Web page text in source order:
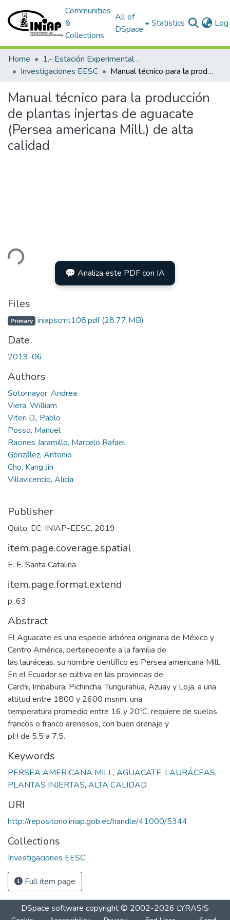
Communities
&
Collections
All of
DSpace
Statistics
Home
1.- Estación Experimental Santa Catalina
Investigaciones EESC
Manual técnico para la producción de plantas injertas de aguacate (Persea americana Mill.) de alta calidad
Manual técnico para la producción
de plantas injertas de aguacate
(Persea americana Mill.) de alta
calidad
💬 Analiza este PDF con IA
Files
Primary iniapscmt108.pdf(28.77 MB)
Date
2019-06
Authors
Sotomayor, Andrea
Viera, William
Viteri D., Pablo
Posso, Manuel
Racines Jaramillo, Marcelo Rafael
González, Antonio
Cho, Kang Jin
Villavicencio, Alicia
Publisher
Quito, EC: INIAP-EESC, 2019
item.page.coverage.spatial
E. E. Santa Catalina
item.page.format.extend
p. 63
Abstract
El Aguacate es una especie arbórea originaria de México y
Centro América, perteneciente a la familia de
las lauráceas, su nombre científico es Persea americana Mill.
En el Ecuador se cultiva en las provincias de
Carchi, Imbabura, Pichincha, Tungurahua, Azuay y Loja, a una
altitud entre 1800 y 2600 msnm, una
temperatura promedio entre 16 y 20ºC, requiere de suelos
francos o franco arenosos, con buen drenaje y
pH de 5.5 a 7.5.
Keywords
PERSEA AMERICANA MILL, AGUACATE, LAURÁCEAS,
PLANTAS INJERTAS, ALTA CALIDAD
URI
http://repositorio.iniap.gob.ec/handle/41000/5344
Collections
Investigaciones EESC
Full item page
DSpace software copyright © 2002-2026 LYRASIS